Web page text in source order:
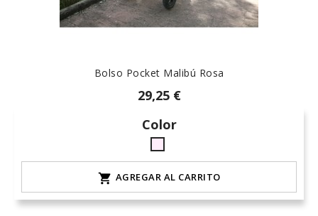
Bolso Pocket Malibú Rosa
29,25 €
Color
rosa-
15
 AGREGAR AL CARRITO